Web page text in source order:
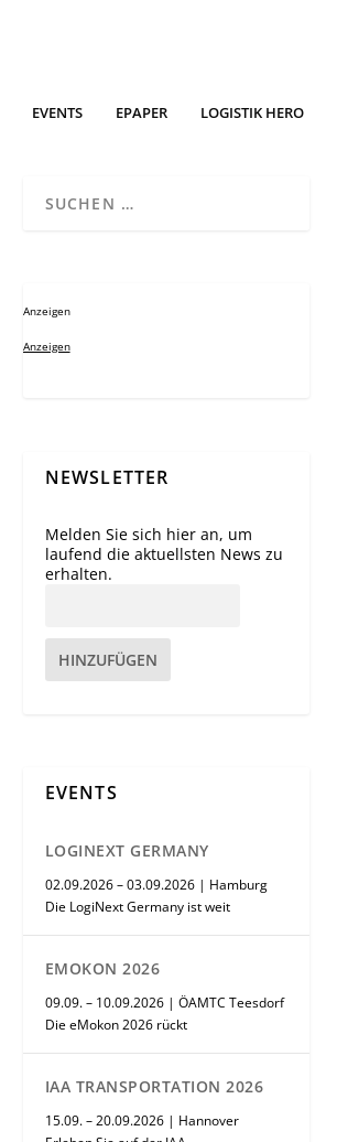
EVENTS EPAPER LOGISTIK HERO
Anzeigen
Anzeigen
NEWSLETTER
Melden Sie sich hier an, um
laufend die aktuellsten News zu
erhalten.
HINZUFÜGEN
EVENTS
LOGINEXT GERMANY
02.09.2026 – 03.09.2026 | Hamburg
Die LogiNext Germany ist weit
EMOKON 2026
09.09. – 10.09.2026 | ÖAMTC Teesdorf
Die eMokon 2026 rückt
IAA TRANSPORTATION 2026
15.09. – 20.09.2026 | Hannover